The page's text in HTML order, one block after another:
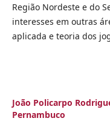
Região Nordeste e do
interesses em outras
aplicada e teoria dos
João Policarpo
Pernambuco